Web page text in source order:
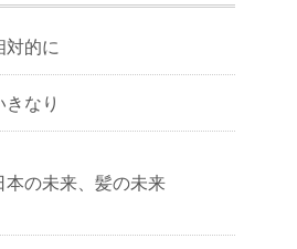
対的に
きなり
本の未来、髪の未来